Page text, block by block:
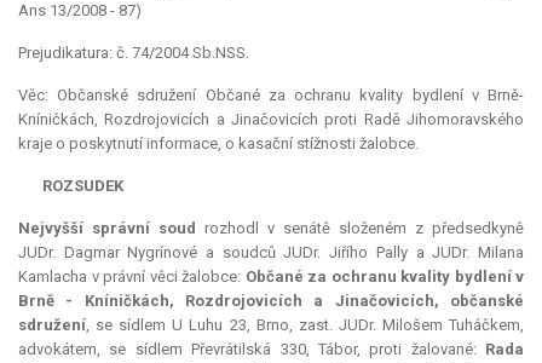
Ans 13/2008 - 87)
Prejudikatura: č. 74/2004 Sb.NSS.
Věc: Občanské sdružení Občané za ochranu kvality bydlení v Brně-
Kníničkách, Rozdrojovicích a Jinačovicích proti Radě Jihomoravského
kraje o poskytnutí informace, o kasační stížnosti žalobce.
ROZSUDEK
Nejvyšší správní soud rozhodl v senátě složeném z předsedkyně
JUDr. Dagmar Nygrínové a soudců JUDr. Jiřího Pally a JUDr. Milana
Kamlacha v právní věci žalobce: Občané za ochranu kvality bydlení v
Brně - Kníničkách, Rozdrojovicích a Jinačovicích, občanské
sdružení, se sídlem U Luhu 23, Brno, zast. JUDr. Milošem Tuháčkem,
advokátem, se sídlem Převrátilská 330, Tábor, proti žalované: Rada